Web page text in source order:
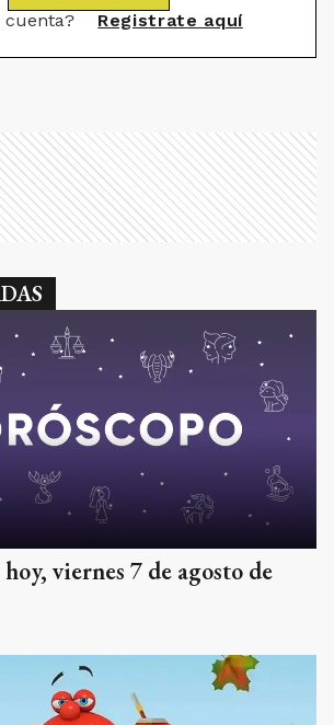
cuenta? Registrate aquí
viernes 7 de agosto de